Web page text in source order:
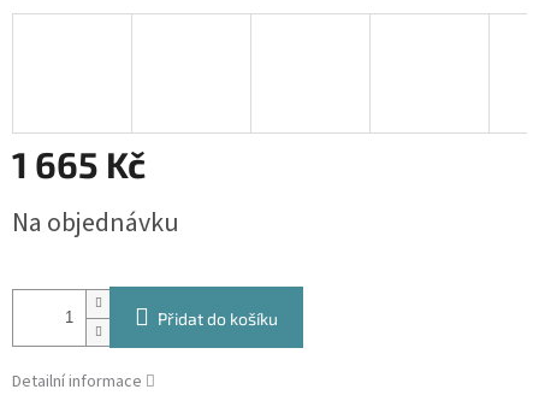
1 665 Kč
cena:
Na objednávku
Přidat do košíku
Detailní informace